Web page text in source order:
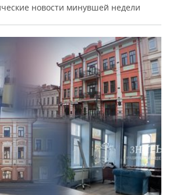
новости минувшей недели